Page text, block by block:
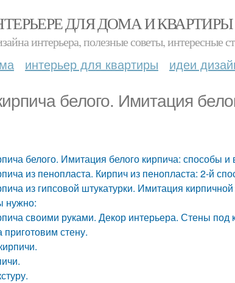
ДЛЯ ДОМА И КВАРТИРЫ
интерьера, полезные советы, интересные
интерьер для квартиры идеи
белого. Имитация
белого. Имитация белого кирпича: способы и
из пенопласта. Кирпич из пенопласта: 2-й
из гипсовой штукатурки. Имитация
нужно:
своими руками. Декор интерьера. Стены под
стену.